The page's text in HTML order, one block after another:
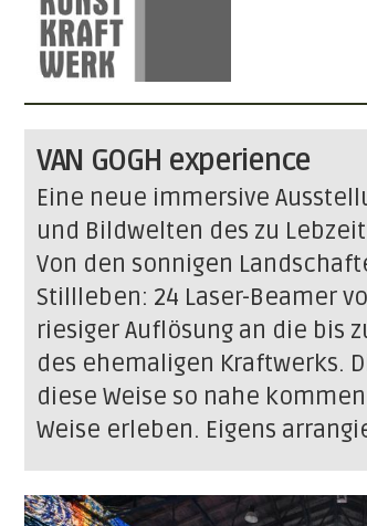
VAN GOGH experience
Eine neue immersive
und Bildwelten des zu
Von den sonnigen
Stillleben: 24 Laser-Beamer
riesiger Auflösung an die bis
des ehemaligen Kraftwerks.
diese Weise so nahe
Weise erleben. Eigens